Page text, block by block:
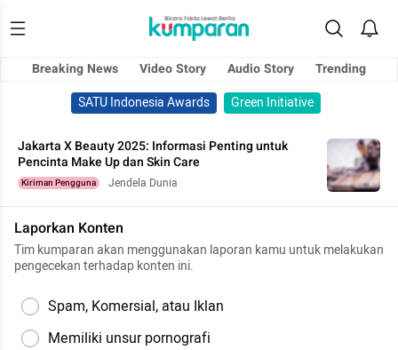
Breaking News Video Story Audio Story
Trending
SATU Indonesia Awards
Green Initiative
Jakarta X Beauty 2025: Informasi Penting untuk
Pencinta Make Up dan Skin Care
Kiriman Pengguna Jendela Dunia
Laporkan Konten
Tim kumparan akan menggunakan laporan kamu untuk melakukan
pengecekan terhadap konten ini.
Spam, Komersial, atau Iklan
Memiliki unsur pornografi